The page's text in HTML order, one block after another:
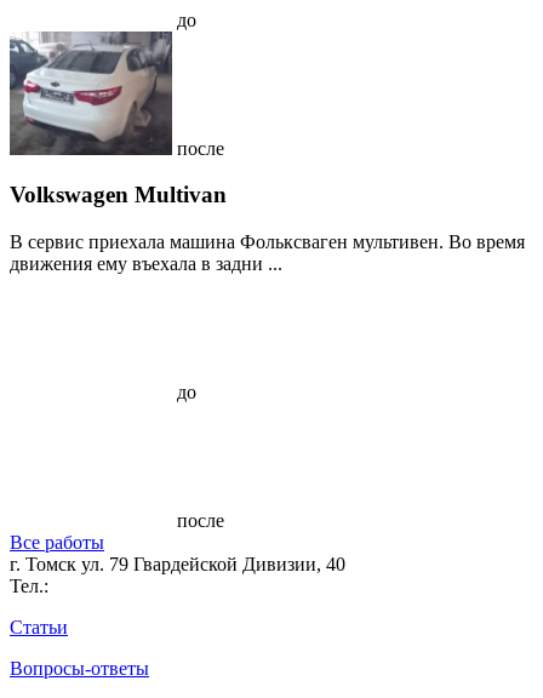
до
после
Volkswagen Multivan
В сервис приехала машина Фольксваген мультивен. Во время
движения ему въехала в задни ...
до
после
Все работы
г. Томск ул. 79 Гвардейской Дивизии, 40
Тел.:
Статьи
Вопросы-ответы